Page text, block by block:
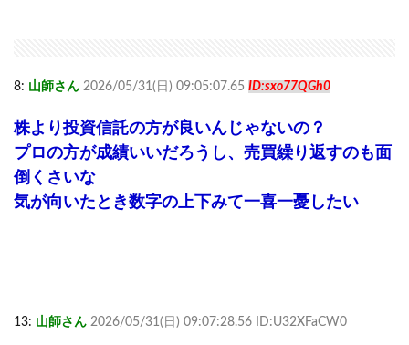
8: 山師さん 2026/05/31(日) 09:05:07.65 ID:sxo77QGh0
株より投資信託の方が良いんじゃないの？
プロの方が成績いいだろうし、売買繰り返すのも面
倒くさいな
気が向いたとき数字の上下みて一喜一憂したい
13: 山師さん 2026/05/31(日) 09:07:28.56 ID:U32XFaCW0